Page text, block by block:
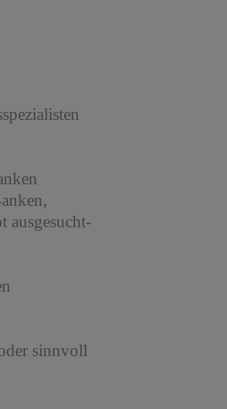
ausgesucht-
sinnvoll